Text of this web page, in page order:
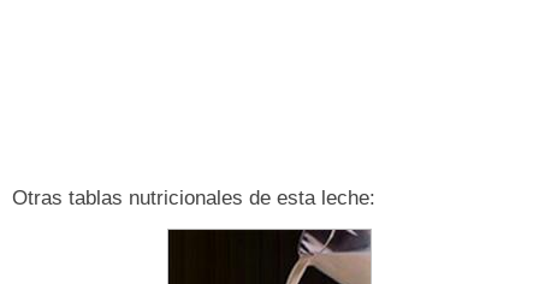
Otras tablas nutricionales de esta leche: